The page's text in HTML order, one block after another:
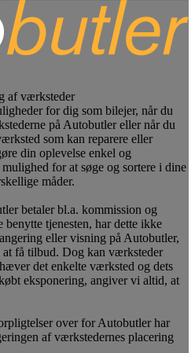
af værksteder
for dig som bilejer, når du
på Autobutler eller når du
som kan reparere eller
din oplevelse enkel og
for at søge og sortere i dine
måder.
betaler bl.a. kommission og
tjenesten, har dette ikke
eller visning på Autobutler,
at få tilbud. Dog kan værksteder
det enkelte værksted og dets
eksponering, angiver vi altid, at
over for Autobutler har
af værkstedernes placering